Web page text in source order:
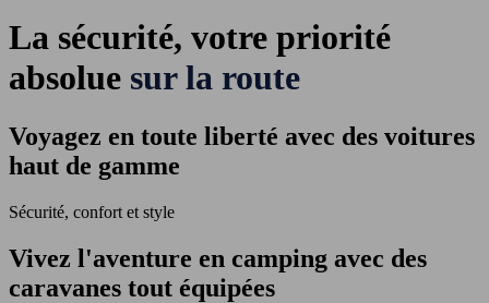
La sécurité, votre priorité
absolue sur la route
Voyagez en toute liberté avec des voitures
haut de gamme
Sécurité, confort et style
Vivez l'aventure en camping avec des
caravanes tout équipées